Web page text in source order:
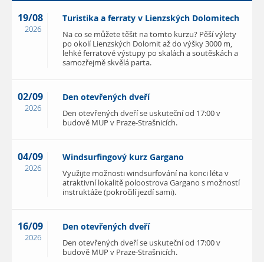
19/08
2026
Turistika a ferraty v Lienzských Dolomitech
Na co se můžete těšit na tomto kurzu? Pěší výlety
po okolí Lienzských Dolomit až do výšky 3000 m,
lehké ferratové výstupy po skalách a soutěskách a
samozřejmě skvělá parta.
02/09
2026
Den otevřených dveří
Den otevřených dveří se uskuteční od 17:00 v
budově MUP v Praze-Strašnicích.
04/09
2026
Windsurfingový kurz Gargano
Využijte možnosti windsurfování na konci léta v
atraktivní lokalitě poloostrova Gargano s možností
instruktáže (pokročilí jezdí sami).
16/09
2026
Den otevřených dveří
Den otevřených dveří se uskuteční od 17:00 v
budově MUP v Praze-Strašnicích.